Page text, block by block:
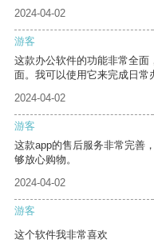
2024-04-02
游客
这款办公软件的功能非常全
面。我可以使用它来完成日常
2024-04-02
游客
这款app的售后服务非常完善
够放心购物。
2024-04-02
游客
这个软件我非常喜欢